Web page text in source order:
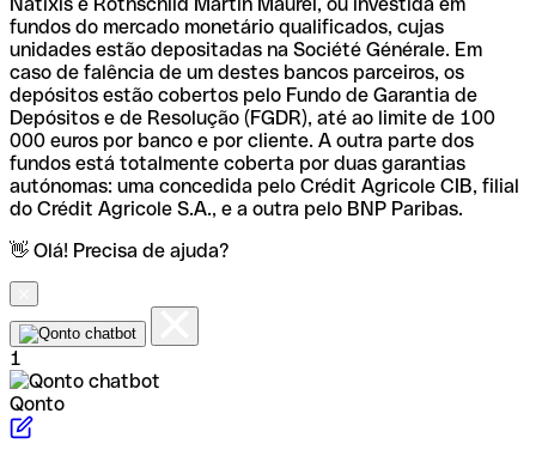
fundos do mercado monetário qualificados, cujas
unidades estão depositadas na Société Générale. Em
caso de falência de um destes bancos parceiros, os
depósitos estão cobertos pelo Fundo de Garantia de
Depósitos e de Resolução (FGDR), até ao limite de 100
000 euros por banco e por cliente. A outra parte dos
fundos está totalmente coberta por duas garantias
autónomas: uma concedida pelo Crédit Agricole CIB, filial
do Crédit Agricole S.A., e a outra pelo BNP Paribas.
👋 Olá! Precisa de ajuda?
1
Qonto